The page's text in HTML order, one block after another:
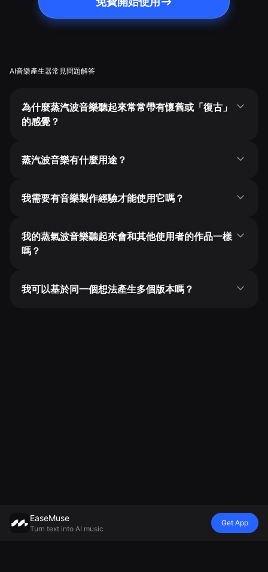
AI音樂產生器常見問題解答
為什麼蒸汽波音樂聽起來常常帶有懷舊或「復古」
的感覺？
蒸汽波音樂有什麼用途？
我需要有音樂製作經驗才能使用它嗎？
我的蒸氣波音樂聽起來會和其他使用者的作品一樣
嗎？
我可以基於同一個想法產生多個版本嗎？
EaseMuse
Turn text into AI music
Get App